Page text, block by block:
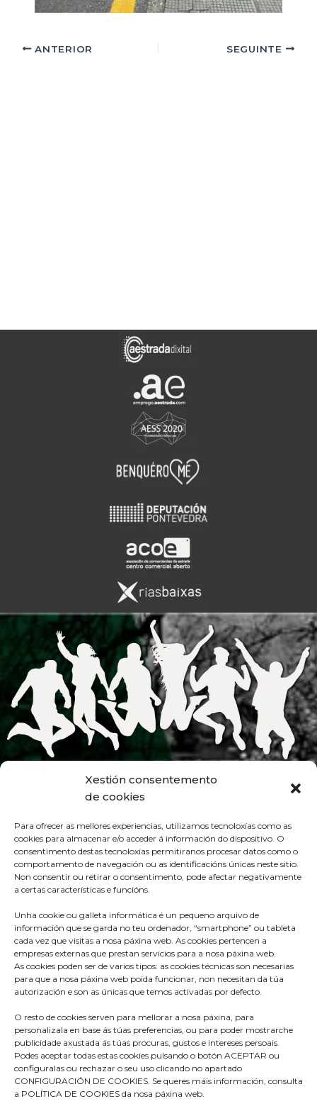
Xestión consentemento
de cookies
Para ofrecer as mellores experiencias, utilizamos tecnoloxías como as
cookies para almacenar e/o acceder á información do dispositivo. O
consentimento destas tecnoloxías permitiranos procesar datos como o
comportamento de navegación ou as identificacións únicas neste sitio.
Non consentir ou retirar o consentimento, pode afectar negativamente
a certas características e funcións.
Unha cookie ou galleta informática é un pequeno arquivo de
información que se garda no teu ordenador, “smartphone” ou tableta
cada vez que visitas a nosa páxina web. As cookies pertencen a
empresas externas que prestan servicios para a nosa páxina web.
As cookies poden ser de varios tipos: as cookies técnicas son necesarias
para que a nosa páxina web poida funcionar, non necesitan da túa
autorización e son as únicas que temos activadas por defecto.
O resto de cookies serven para mellorar a nosa páxina, para
personalizala en base ás túas preferencias, ou para poder mostrarche
publicidade axustada ás túas procuras, gustos e intereses persoais.
Podes aceptar todas estas cookies pulsando o botón ACEPTAR ou
configuralas ou rechazar o seu uso clicando no apartado
CONFIGURACIÓN DE COOKIES. Se queres máis información, consulta
a POLÍTICA DE COOKIES da nosa páxina web.
ANTERIOR SEGUINTE
Praza do Concello s/n
36680 A Estrada – Pontevedra
Telf: 986570165
info@aestrada.gal